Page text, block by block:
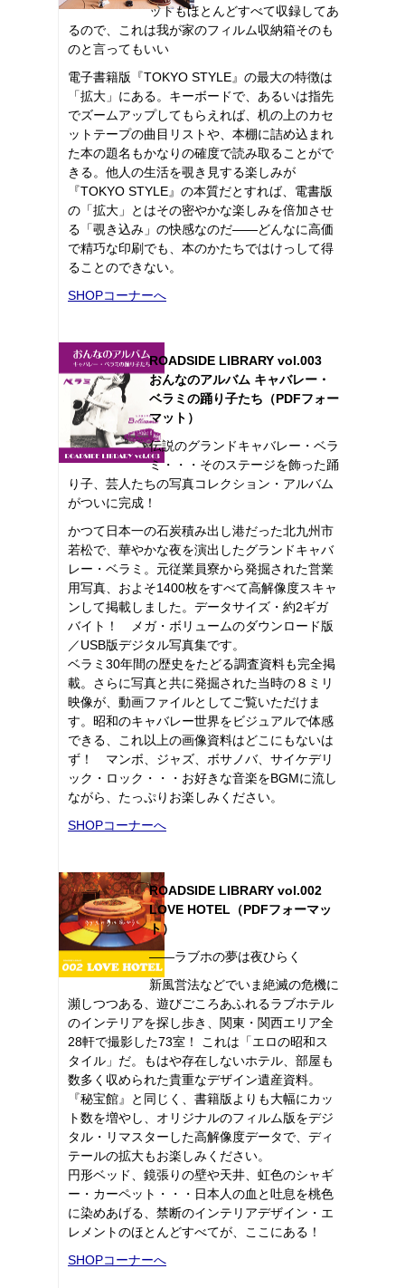
ットもほとんどすべて収録してあ
るので、これは我が家のフィルム収納箱そのも
のと言ってもいい
電子書籍版『TOKYO STYLE』の最大の特徴は
「拡大」にある。キーボードで、あるいは指先
でズームアップしてもらえれば、机の上のカセ
ットテープの曲目リストや、本棚に詰め込まれ
た本の題名もかなりの確度で読み取ることがで
きる。他人の生活を覗き見する楽しみが
『TOKYO STYLE』の本質だとすれば、電書版
の「拡大」とはその密やかな楽しみを倍加させ
る「覗き込み」の快感なのだ――どんなに高価
で精巧な印刷でも、本のかたちではけっして得
ることのできない。
SHOPコーナーへ
ROADSIDE LIBRARY vol.003
おんなのアルバム キャバレー・
ベラミの踊り子たち（PDFフォー
マット）
伝説のグランドキャバレー・ベラ
ミ・・・そのステージを飾った踊
り子、芸人たちの写真コレクション・アルバム
がついに完成！
かつて日本一の石炭積み出し港だった北九州市
若松で、華やかな夜を演出したグランドキャバ
レー・ベラミ。元従業員寮から発掘された営業
用写真、およそ1400枚をすべて高解像度スキャ
ンして掲載しました。データサイズ・約2ギガ
バイト！ メガ・ボリュームのダウンロード版
／USB版デジタル写真集です。
ベラミ30年間の歴史をたどる調査資料も完全掲
載。さらに写真と共に発掘された当時の８ミリ
映像が、動画ファイルとしてご覧いただけま
す。昭和のキャバレー世界をビジュアルで体感
できる、これ以上の画像資料はどこにもないは
ず！ マンボ、ジャズ、ボサノバ、サイケデリ
ック・ロック・・・お好きな音楽をBGMに流し
ながら、たっぷりお楽しみください。
SHOPコーナーへ
ROADSIDE LIBRARY vol.002
LOVE HOTEL（PDFフォーマッ
ト）
――ラブホの夢は夜ひらく
新風営法などでいま絶滅の危機に
瀕しつつある、遊びごころあふれるラブホテル
のインテリアを探し歩き、関東・関西エリア全
28軒で撮影した73室！ これは「エロの昭和ス
タイル」だ。もはや存在しないホテル、部屋も
数多く収められた貴重なデザイン遺産資料。
『秘宝館』と同じく、書籍版よりも大幅にカッ
ト数を増やし、オリジナルのフィルム版をデジ
タル・リマスターした高解像度データで、ディ
テールの拡大もお楽しみください。
円形ベッド、鏡張りの壁や天井、虹色のシャギ
ー・カーペット・・・日本人の血と吐息を桃色
に染めあげる、禁断のインテリアデザイン・エ
レメントのほとんどすべてが、ここにある！
SHOPコーナーへ